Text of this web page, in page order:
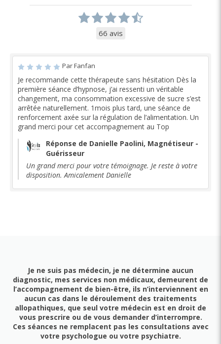
66 avis
Par Fanfan
Je recommande cette thérapeute sans hésitation Dès la
première séance d’hypnose, j’ai ressenti un véritable
changement, ma consommation excessive de sucre s’est
arrêtée naturellement. 1mois plus tard, une séance de
renforcement axée sur la régulation de l’alimentation. Un
grand merci pour cet accompagnement au Top
Réponse de Danielle Paolini, Magnétiseur -
Guérisseur
Un grand merci pour votre témoignage. Je reste à votre
disposition. Amicalement Danielle
Je ne suis pas médecin, je ne détermine aucun
diagnostic, mes services non médicaux, demeurent de
l’accompagnement de bien-être, ils n’interviennent en
aucun cas dans le déroulement des traitements
allopathiques, que seul votre médecin est en droit de
vous prescrire ou de vous demander d’interrompre.
Ces séances ne remplacent pas les consultations avec
votre psychologue ou votre psychiatre.